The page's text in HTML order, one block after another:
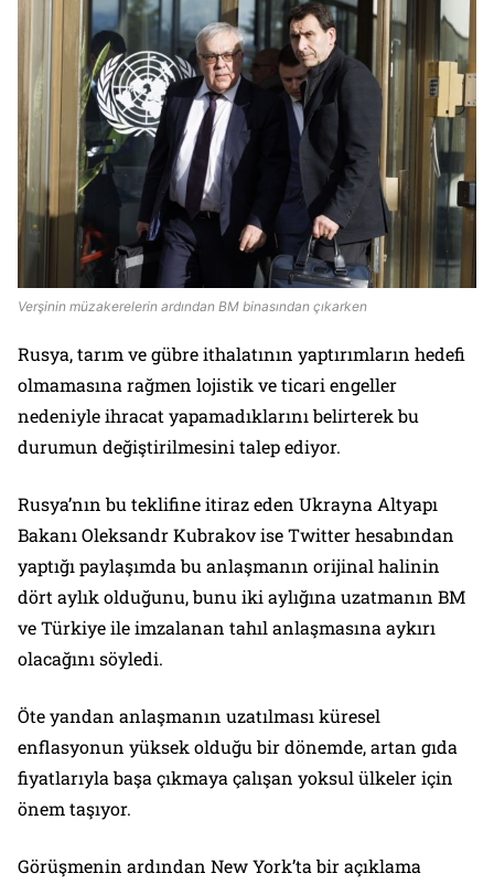
Verşinin müzakerelerin ardından BM binasından çıkarken
Rusya, tarım ve gübre ithalatının yaptırımların hedefi
olmamasına rağmen lojistik ve ticari engeller
nedeniyle ihracat yapamadıklarını belirterek bu
durumun değiştirilmesini talep ediyor.
Rusya’nın bu teklifine itiraz eden Ukrayna Altyapı
Bakanı Oleksandr Kubrakov ise Twitter hesabından
yaptığı paylaşımda bu anlaşmanın orijinal halinin
dört aylık olduğunu, bunu iki aylığına uzatmanın BM
ve Türkiye ile imzalanan tahıl anlaşmasına aykırı
olacağını söyledi.
Öte yandan anlaşmanın uzatılması küresel
enflasyonun yüksek olduğu bir dönemde, artan gıda
fiyatlarıyla başa çıkmaya çalışan yoksul ülkeler için
önem taşıyor.
Görüşmenin ardından New York’ta bir açıklama